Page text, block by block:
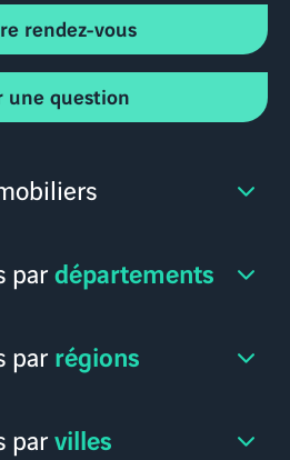
rendez-vous
une question
pardépartements
par régions
parvilles